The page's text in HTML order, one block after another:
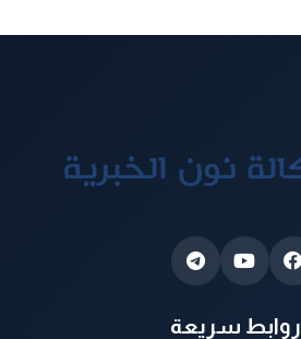
روابط سريعة